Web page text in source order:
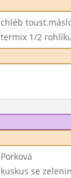
chléb
termix 1/2
Porková
kuskus se